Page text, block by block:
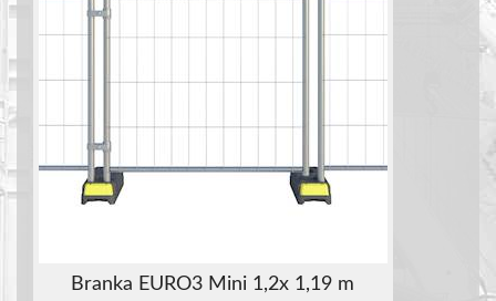
Branka EURO3 Mini 1,2x 1,19 m